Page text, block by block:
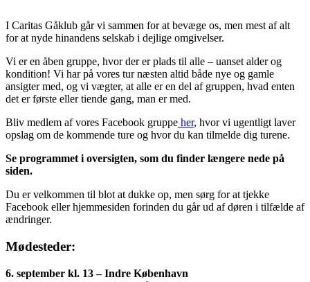
I Caritas Gåklub går vi sammen for at bevæge os, men mest af alt
for at nyde hinandens selskab i dejlige omgivelser.
Vi er en åben gruppe, hvor der er plads til alle – uanset alder og
kondition! Vi har på vores tur næsten altid både nye og gamle
ansigter med, og vi vægter, at alle er en del af gruppen, hvad enten
det er første eller tiende gang, man er med.
Bliv medlem af vores Facebook gruppe her, hvor vi ugentligt laver
opslag om de kommende ture og hvor du kan tilmelde dig turene.
Se programmet i oversigten, som du finder længere nede på
siden.
Du er velkommen til blot at dukke op, men sørg for at tjekke
Facebook eller hjemmesiden forinden du går ud af døren i tilfælde af
ændringer.
Mødesteder:
6. september kl. 13 – Indre København